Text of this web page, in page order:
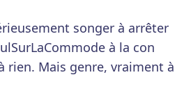
songer à arrêter
à la con
rien. Mais genre, vraiment à